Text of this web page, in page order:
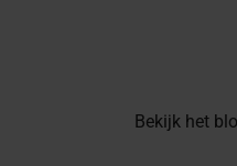
Bekijk het